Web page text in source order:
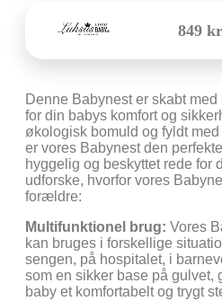
849
Denne Babynest er skabt
for din babys komfort og
økologisk bomuld og fyldt
er vores Babynest den
hyggelig og beskyttet rede for
udforske, hvorfor vores
forældre:
Multifunktionel brug: Vores
kan bruges i forskellige
sengen, på hospitalet, i
som en sikker base på gulvet,
baby et komfortabelt og trygt